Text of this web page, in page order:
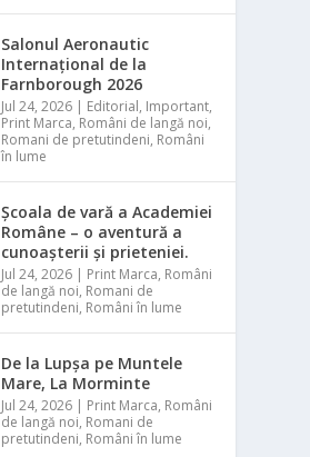
Salonul Aeronautic
Internațional de la
Farnborough 2026
Jul 24, 2026 | Editorial, Important,
Print Marca, Români de langă noi,
Romani de pretutindeni, Români
în lume
Școala de vară a Academiei
Române – o aventură a
cunoașterii și prieteniei.
Jul 24, 2026 | Print Marca, Români
de langă noi, Romani de
pretutindeni, Români în lume
De la Lupșa pe Muntele
Mare, La Morminte
Jul 24, 2026 | Print Marca, Români
de langă noi, Romani de
pretutindeni, Români în lume